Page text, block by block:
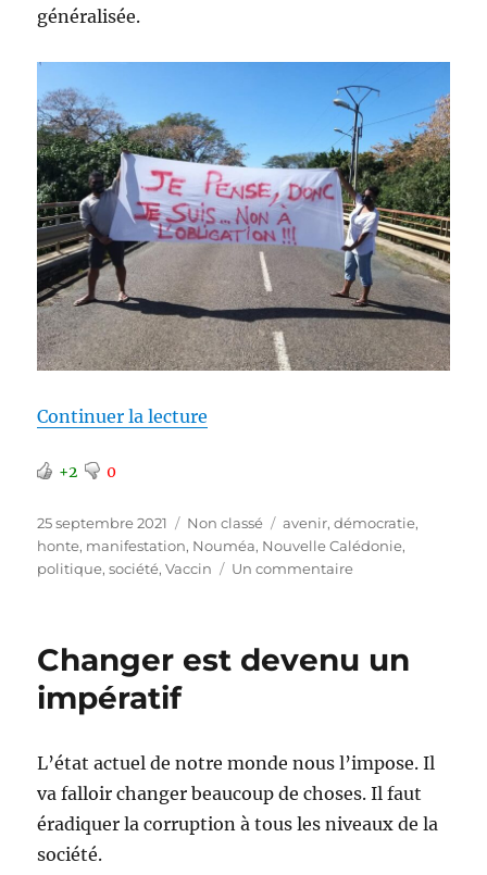
généralisée.
Continuer la lecture
+2 0
Publié
le
25 septembre 2021 Catégories
Non classé Étiquettes
avenir,démocratie,
honte, manifestation, Nouméa, Nouvelle Calédonie,
politique,société,Vaccin Un commentairesur
Changer est devenu un
impératif
L’état actuel de notre monde nous l’impose. Il
va falloir changer beaucoup de choses. Il faut
éradiquer la corruption à tous les niveaux de la
société.